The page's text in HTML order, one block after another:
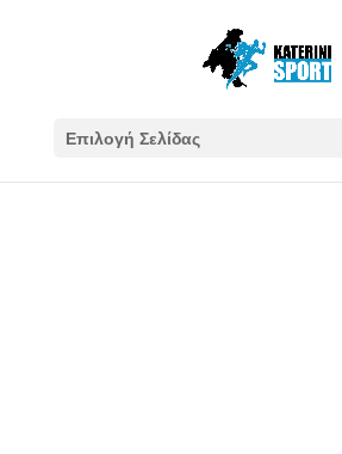
Επιλογή Σελίδας